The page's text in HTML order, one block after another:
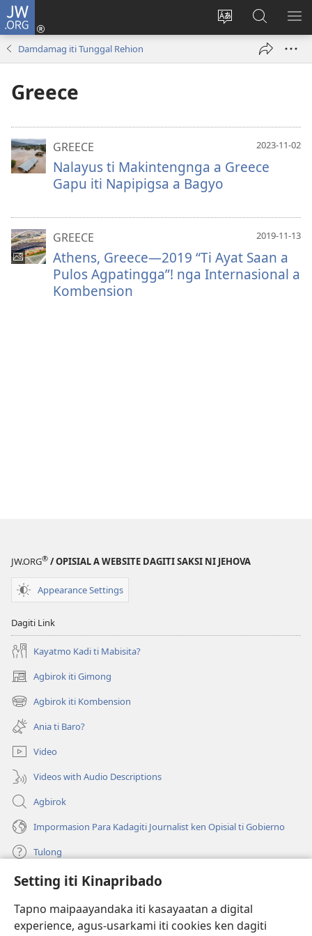
Setting iti Kinapribado
Tapno maipaayandaka iti kasayaatan a digital
experience, agus-usarkami iti cookies ken dagiti
JW.ORG
Baliwan
lengguahe
Ag-
log
(manglukat
window)
Agbirok
iti
JW.ORG
Damdamag iti Tunggal Rehion
Greece
2023-11-02
GREECE
Nalayus ti Makintengnga a Greece
Gapu iti Napipigsa a Bagyo
2019-11-13
GREECE
Athens, Greece—2019 “Ti Ayat Saan a
Pulos Agpatingga”! nga Internasional a
Kombension
JW.ORG® / OPISIAL A WEBSITE DAGITI SAKSI NI JEHOVA
Appearance Settings
Dagiti Link
Kayatmo Kadi ti Mabisita?
Agbirok iti Gimong
(manglukat
iti
baro
window)
Agbirok iti Kombension
(manglukat
iti
baro
a
window)
Ania ti Baro?
Video
Videos with Audio Descriptions
Agbirok
Impormasion Para Kadagiti Journalist ken Opisial ti Gobierno
Tulong
Donasion
(manglukat
iti
baro
a
Watchtower ONLINE A LIBRARIA
(manglukat